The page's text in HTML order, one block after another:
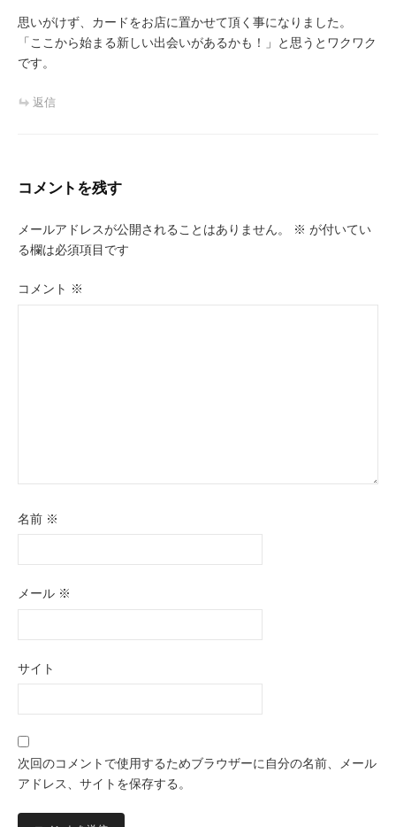
思いがけず、カードをお店に置かせて頂く事になりました。
「ここから始まる新しい出会いがあるかも！」と思うとワクワク
です。
返信
コメントを残す
メールアドレスが公開されることはありません。 ※ が付いてい
る欄は必須項目です
コメント ※
名前 ※
メール ※
サイト
次回のコメントで使用するためブラウザーに自分の名前、メール
アドレス、サイトを保存する。